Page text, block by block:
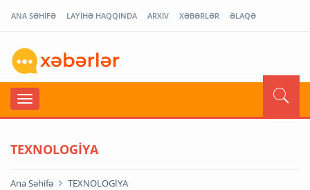
ANA SƏHİFƏ LAYİHƏ HAQQINDA ARXİV XƏBƏRLƏR ƏLAQƏ
TEXNOLOGİYA
Ana Səhifə TEXNOLOGİYA